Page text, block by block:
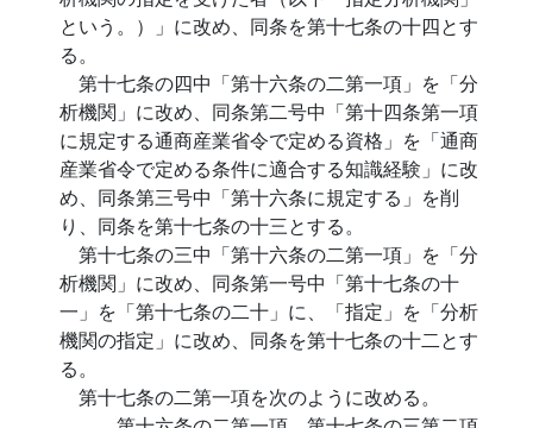
という。）」に改め、同条を第十七条の十四とす
る。
第十七条の四中「第十六条の二第一項」を「分
析機関」に改め、同条第二号中「第十四条第一項
に規定する通商産業省令で定める資格」を「通商
産業省令で定める条件に適合する知識経験」に改
め、同条第三号中「第十六条に規定する」を削
り、同条を第十七条の十三とする。
第十七条の三中「第十六条の二第一項」を「分
析機関」に改め、同条第一号中「第十七条の十
一」を「第十七条の二十」に、「指定」を「分析
機関の指定」に改め、同条を第十七条の十二とす
る。
第十七条の二第一項を次のように改める。